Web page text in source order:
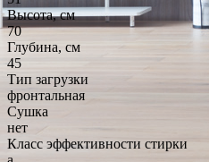
Высота, см
70
Глубина, см
45
Тип загрузки
фронтальная
Сушка
нет
Класс эффективности стирки